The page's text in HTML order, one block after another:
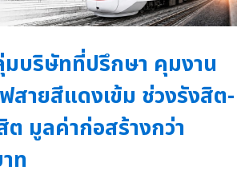
มบริษัทที่ปรึกษา คุมงาน
สายสีแดงเข้ม ช่วงรังสิต-
มูลค่าก่อสร้างกว่า
ท